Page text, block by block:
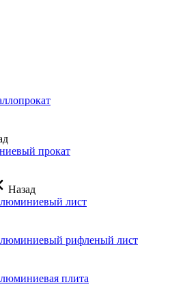
прокат
Назад
лист
рифленый лист
плита